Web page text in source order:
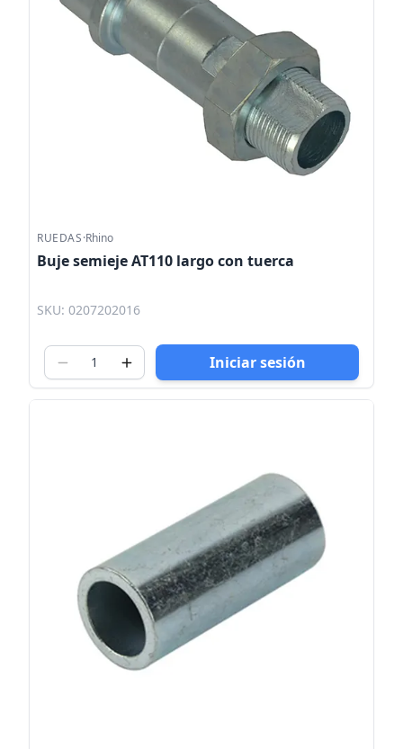
RUEDAS·Rhino
Buje semieje AT110 largo con tuerca
SKU: 0207202016
Iniciar sesión